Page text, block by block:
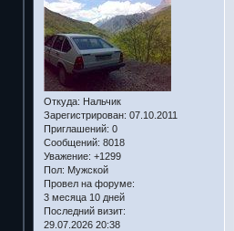
Откуда: Нальчик
Зарегистрирован: 07.10.2011
Приглашений: 0
Сообщений: 8018
Уважение: +1299
Пол: Мужской
Провел на форуме:
3 месяца 10 дней
Последний визит:
29.07.2026 20:38